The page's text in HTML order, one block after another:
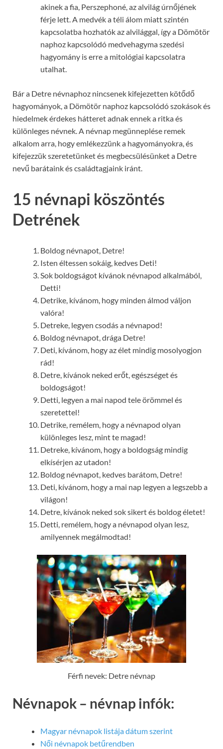
akinek a fia, Perszephoné, az alvilág úrnőjének
férje lett. A medvék a téli álom miatt szintén
kapcsolatba hozhatók az alvilággal, így a Dömötör
naphoz kapcsolódó medvehagyma szedési
hagyomány is erre a mitológiai kapcsolatra
utalhat.
Bár a Detre névnaphoz nincsenek kifejezetten kötődő
hagyományok, a Dömötör naphoz kapcsolódó szokások és
hiedelmek érdekes hátteret adnak ennek a ritka és
különleges névnek. A névnap megünneplése remek
alkalom arra, hogy emlékezzünk a hagyományokra, és
kifejezzük szeretetünket és megbecsülésünket a Detre
nevű barátaink és családtagjaink iránt.
15 névnapi köszöntés
Detrének
Boldog névnapot, Detre!
Isten éltessen sokáig, kedves Deti!
Sok boldogságot kívánok névnapod alkalmából,
Detti!
Detrike, kívánom, hogy minden álmod váljon
valóra!
Detreke, legyen csodás a névnapod!
Boldog névnapot, drága Detre!
Deti, kívánom, hogy az élet mindig mosolyogjon
rád!
Detre, kívánok neked erőt, egészséget és
boldogságot!
Detti, legyen a mai napod tele örömmel és
szeretettel!
Detrike, remélem, hogy a névnapod olyan
különleges lesz, mint te magad!
Detreke, kívánom, hogy a boldogság mindig
elkísérjen az utadon!
Boldog névnapot, kedves barátom, Detre!
Deti, kívánom, hogy a mai nap legyen a legszebb a
világon!
Detre, kívánok neked sok sikert és boldog életet!
Detti, remélem, hogy a névnapod olyan lesz,
amilyennek megálmodtad!
Férfi nevek: Detre névnap
Névnapok – névnap infók:
Magyar névnapok listája dátum szerint
Női névnapok betűrendben